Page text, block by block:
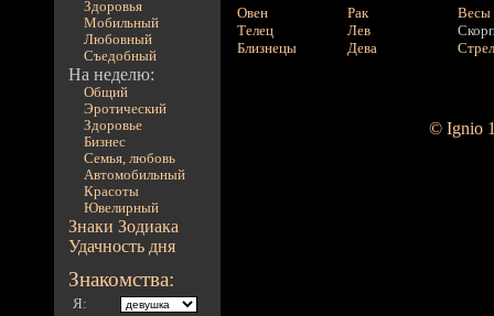
Здоровья
Мобильный
Любовный
Съедобный
На неделю:
Общий
Эротический
Здоровье
Бизнес
Семья, любовь
Автомобильный
Красоты
Ювелирный
Знаки Зодиака
Удачность дня
Знакомства:
Я:
Овен
Телец
Близнецы
Рак
Лев
Дева
Весы
© Ignio